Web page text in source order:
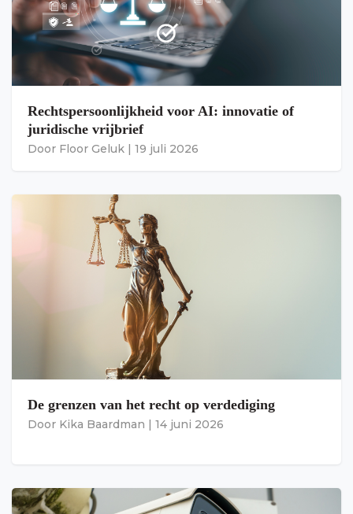
Rechtspersoonlijkheid voor AI: innovatie of
juridische vrijbrief
Door Floor Geluk | 19 juli 2026
De grenzen van het recht op verdediging
Door Kika Baardman | 14 juni 2026